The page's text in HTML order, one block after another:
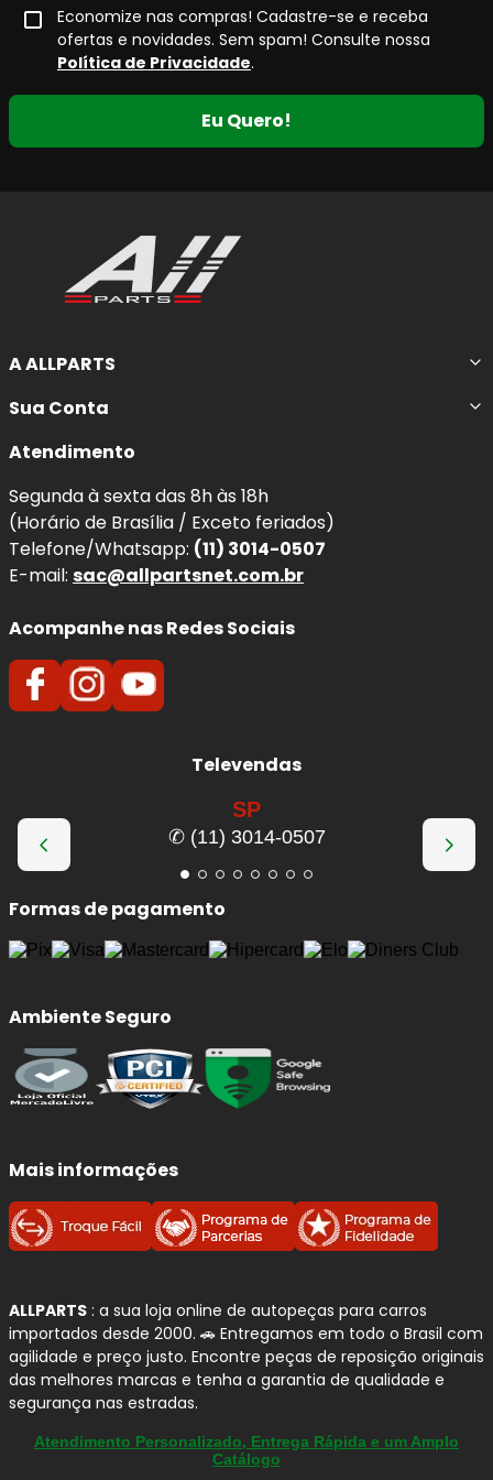
Economize nas compras! Cadastre-se e receba
ofertas e novidades. Sem spam! Consulte nossa
Política de Privacidade.
Eu Quero!
A ALLPARTS
Sua Conta
Atendimento
Segunda à sexta das 8h às 18h
(Horário de Brasília / Exceto feriados)
Telefone/Whatsapp: (11) 3014-0507
E-mail: sac@allpartsnet.com.br
Acompanhe nas Redes Sociais
Televendas
SP
✆ (11) 3014-0507
Formas de pagamento
Ambiente Seguro
Mais informações
ALLPARTS : a sua loja online de autopeças para carros
importados desde 2000. 🚗 Entregamos em todo o Brasil com
agilidade e preço justo. Encontre peças de reposição originais
das melhores marcas e tenha a garantia de qualidade e
segurança nas estradas.
Atendimento Personalizado, Entrega Rápida e um Amplo
Catálogo